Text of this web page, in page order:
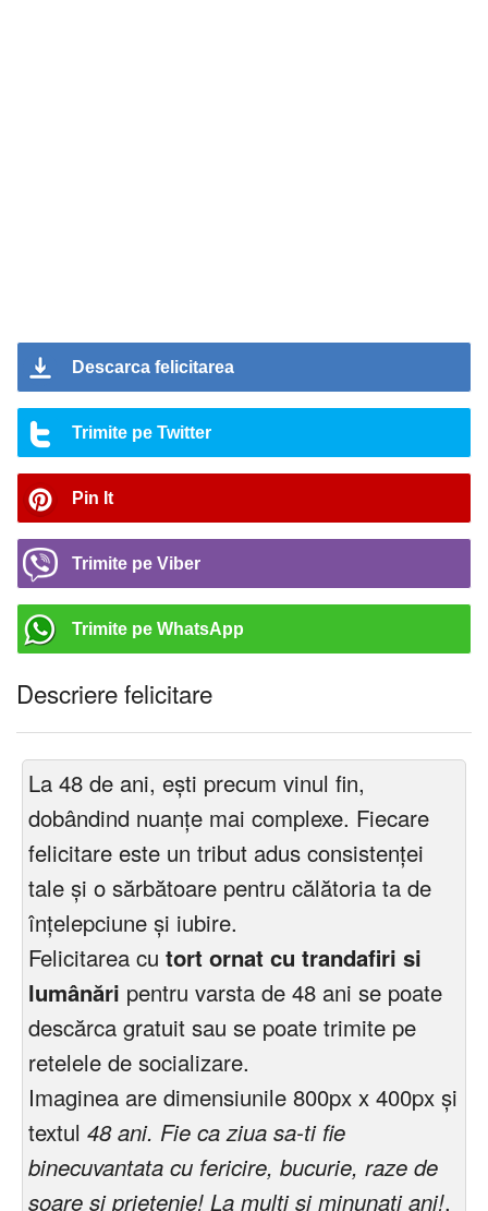
Descarca felicitarea
Trimite pe Twitter
Pin It
Trimite pe Viber
Trimite pe WhatsApp
Descriere felicitare
La 48 de ani, ești precum vinul fin,
dobândind nuanțe mai complexe. Fiecare
felicitare este un tribut adus consistenței
tale și o sărbătoare pentru călătoria ta de
înțelepciune și iubire.
Felicitarea cu tort ornat cu trandafiri si
lumânări pentru varsta de 48 ani se poate
descărca gratuit sau se poate trimite pe
retelele de socializare.
Imaginea are dimensiunile 800px x 400px și
textul 48 ani. Fie ca ziua sa-ti fie
binecuvantata cu fericire, bucurie, raze de
soare si prietenie! La multi si minunati ani!.